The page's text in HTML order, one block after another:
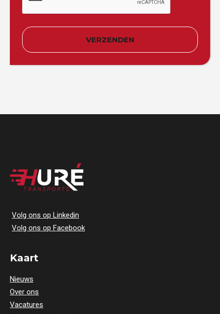
Volg ons op Linkedin
Volg ons op Facebook
Kaart
Nieuws
Over ons
Vacatures